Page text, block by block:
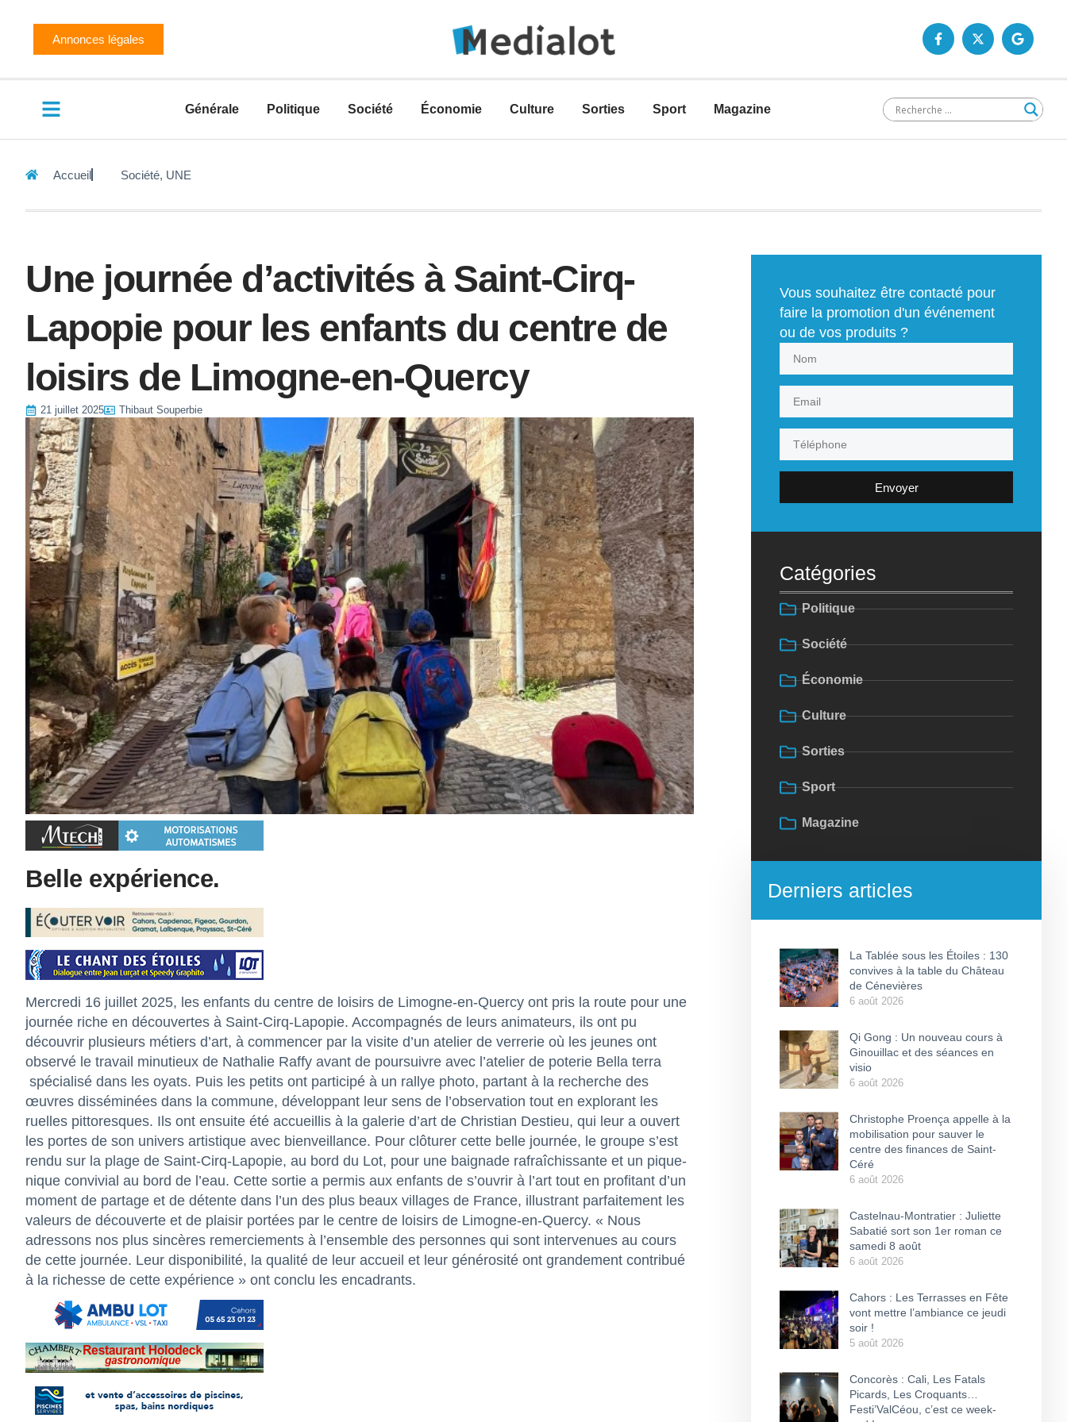
Annonces légales
Générale Politique Société Économie Culture Sorties Sport Magazine
Accueil Société, UNE
Une journée d’activités à Saint-Cirq-
Lapopie pour les enfants du centre de
loisirs de Limogne-en-Quercy
21 juillet 2025 Thibaut Souperbie
Belle expérience.
Mercredi 16 juillet 2025, les enfants du centre de loisirs de Limogne-en-Quercy ont pris la route pour une
journée riche en découvertes à Saint-Cirq-Lapopie. Accompagnés de leurs animateurs, ils ont pu
découvrir plusieurs métiers d’art, à commencer par la visite d’un atelier de verrerie où les jeunes ont
observé le travail minutieux de Nathalie Raffy avant de poursuivre avec l’atelier de poterie Bella terra
spécialisé dans les oyats. Puis les petits ont participé à un rallye photo, partant à la recherche des
œuvres disséminées dans la commune, développant leur sens de l’observation tout en explorant les
ruelles pittoresques. Ils ont ensuite été accueillis à la galerie d’art de Christian Destieu, qui leur a ouvert
les portes de son univers artistique avec bienveillance. Pour clôturer cette belle journée, le groupe s’est
rendu sur la plage de Saint-Cirq-Lapopie, au bord du Lot, pour une baignade rafraîchissante et un pique-
nique convivial au bord de l’eau. Cette sortie a permis aux enfants de s’ouvrir à l’art tout en profitant d’un
moment de partage et de détente dans l’un des plus beaux villages de France, illustrant parfaitement les
valeurs de découverte et de plaisir portées par le centre de loisirs de Limogne-en-Quercy. « Nous
adressons nos plus sincères remerciements à l’ensemble des personnes qui sont intervenues au cours
de cette journée. Leur disponibilité, la qualité de leur accueil et leur générosité ont grandement contribué
à la richesse de cette expérience » ont conclu les encadrants.
Vous souhaitez être contacté pour
faire la promotion d'un événement
ou de vos produits ?
Envoyer
Catégories
Politique
Société
Économie
Culture
Sorties
Sport
Magazine
Derniers articles
La Tablée sous les Étoiles : 130
convives à la table du Château
de Cénevières
6 août 2026
Qi Gong : Un nouveau cours à
Ginouillac et des séances en
visio
6 août 2026
Christophe Proença appelle à la
mobilisation pour sauver le
centre des finances de Saint-
Céré
6 août 2026
Castelnau-Montratier : Juliette
Sabatié sort son 1er roman ce
samedi 8 août
6 août 2026
Cahors : Les Terrasses en Fête
vont mettre l’ambiance ce jeudi
soir !
5 août 2026
Concorès : Cali, Les Fatals
Picards, Les Croquants…
Festi’ValCéou, c’est ce week-